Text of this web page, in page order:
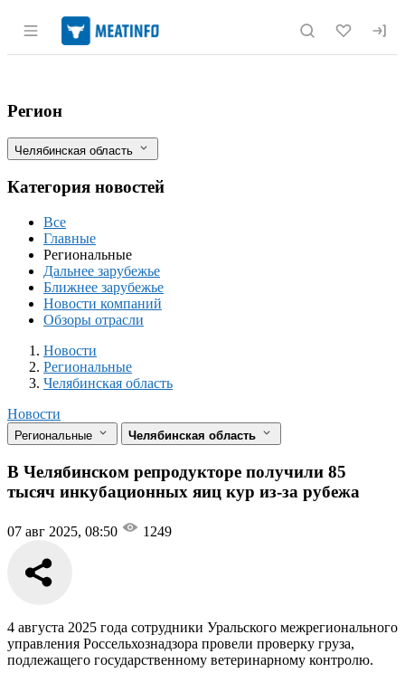
Раздел навигации по сайту
В Челябинском репродукторе
Фильтры
Регион
Челябинская область
Категория новостей
Все
Главные
Региональные
Дальнее зарубежье
Ближнее зарубежье
Новости компаний
Обзоры отрасли
Новости
Разделы
Новости
Региональные
Челябинская область
Новости
Региональные Челябинская область
В Челябинском репродукторе получили 85
тысяч инкубационных яиц кур из-за рубежа
07 авг 2025, 08:50 1249
4 августа 2025 года сотрудники Уральского межрегионального
управления Россельхознадзора провели проверку груза,
подлежащего государственному ветеринарному контролю.